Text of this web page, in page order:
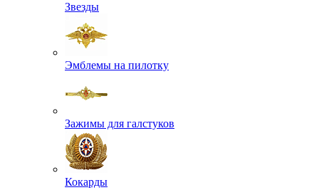
Звезды
Эмблемы на пилотку
Зажимы для галстуков
Кокарды